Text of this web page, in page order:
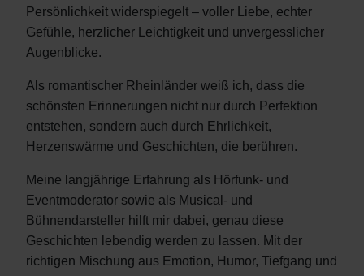
Persönlichkeit widerspiegelt – voller Liebe, echter
Gefühle, herzlicher Leichtigkeit und unvergesslicher
Augenblicke.
Als romantischer Rheinländer weiß ich, dass die
schönsten Erinnerungen nicht nur durch Perfektion
entstehen, sondern auch durch Ehrlichkeit,
Herzenswärme und Geschichten, die berühren.
Meine langjährige Erfahrung als Hörfunk- und
Eventmoderator sowie als Musical- und
Bühnendarsteller hilft mir dabei, genau diese
Geschichten lebendig werden zu lassen. Mit der
richtigen Mischung aus Emotion, Humor, Tiefgang und